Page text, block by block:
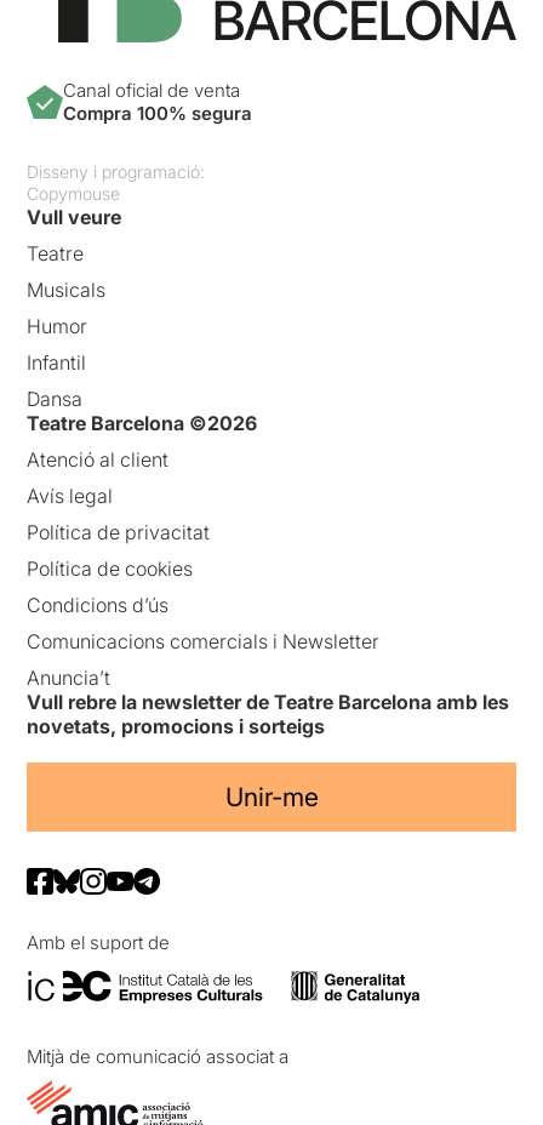
Canal oficial de venta
Compra 100% segura
Disseny i programació:
Copymouse
Vull veure
Teatre
Musicals
Humor
Infantil
Dansa
Teatre Barcelona ©2026
Atenció al client
Avís legal
Política de privacitat
Política de cookies
Condicions d’ús
Comunicacions comercials i Newsletter
Anuncia’t
Vull rebre la newsletter de Teatre Barcelona amb les
novetats, promocions i sorteigs
Unir-me
Amb el suport de
Mitjà de comunicació associat a